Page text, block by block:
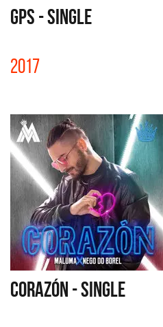
GPS - SINGLE
2017
CORAZÓN - SINGLE